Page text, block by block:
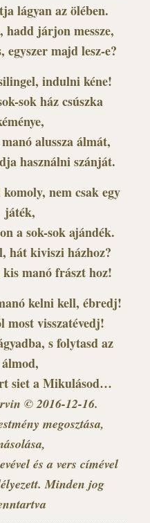
lágyan az ölében.
hadd járjon messze,
majd lesz-e?
indulni kéne!
sok ház csúszka
alussza álmát,
használni szánját.
nem csak egy
játék,
a sok-sok ajándék.
hát kiviszi házhoz?
manó frászt hoz!
kelni kell, ébredj!
visszatévedj!
s folytasd az
álmod,
siet a Mikulásod…
© 2016-12-16.
megosztása,
és a vers címével
Minden jog